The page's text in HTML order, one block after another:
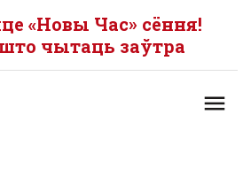
«Новы Час» сёння!
чытаць заўтра